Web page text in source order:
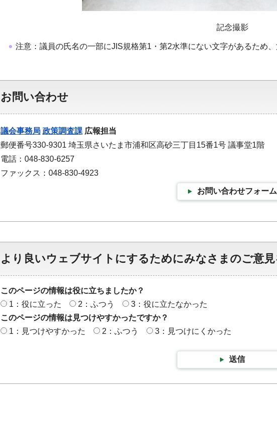
記念撮影
注意：議員の氏名の一部にJIS規格第1・第2水準にない文字があるため
お問い合わせ
議会事務局 政策調査課 広報担当
郵便番号330-9301 埼玉県さいたま市浦和区高砂三丁目15番1号 議事堂1階
電話：048-830-6257
ファックス：048-830-4923
お問い合わせフォーム
より良いウェブサイトにするためにみなさまのご意
このページの情報は役に立ちましたか？
1：役に立った
2：ふつう
3：役に立たなかった
このページの情報は見つけやすかったですか？
1：見つけやすかった
2：ふつう 3：見つけにくかった
送信